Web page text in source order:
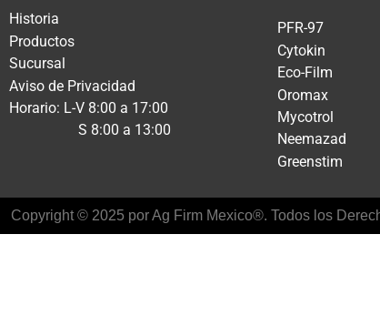
Historia
Productos
Sucursal
Aviso de Privacidad
Horario: L-V 8:00 a 17:00
S 8:00 a 13:00
PFR-97
Cytokin
Eco-Film
Oromax
Mycotrol
Neemazad
Greenstim
Copyright © 2025 por Ag Firm Mexico®. Todos los